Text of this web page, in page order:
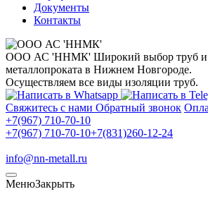
Документы
Контакты
ООО АС 'ННМК' Широкий выбор труб и
металлопроката в Нижнем Новгороде.
Осуществляем все виды изоляции труб.
Свяжитесь с нами Обратный звонок
+7(967) 710-70-10
+7(967) 710-70-10+7(831)260-12-24
info@nn-metall.ru
МенюЗакрыть